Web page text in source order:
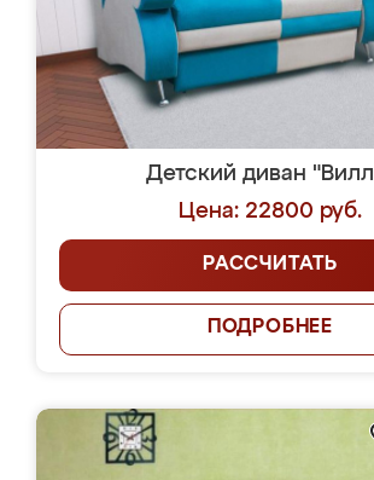
Детский диван
Цена: 22800 руб.
РАССЧИТАТЬ
ПОДРОБНЕЕ